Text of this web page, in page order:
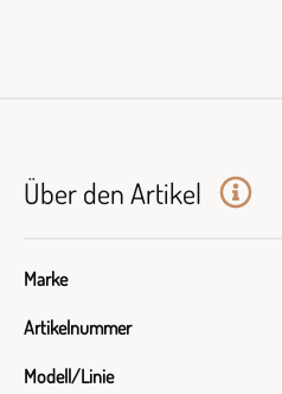
Über den Artikel
Marke
Artikelnummer
Modell/Linie